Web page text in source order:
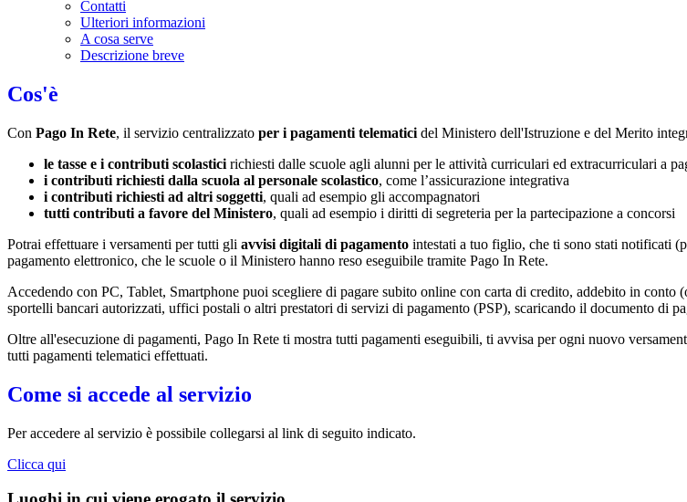
Contatti
Ulteriori informazioni
A cosa serve
Descrizione breve
Cos'è
Con Pago In Rete, il servizio centralizzato per i pagamenti telematici del Ministero dell'Istruzione e del Merito
le tasse e i contributi scolastici richiesti dalle scuole agli alunni per le attività curriculari ed extracurriculari a
i contributi richiesti dalla scuola al personale scolastico, come l’assicurazione integrativa
i contributi richiesti ad altri soggetti, quali ad esempio gli accompagnatori
tutti contributi a favore del Ministero, quali ad esempio i diritti di segreteria per la partecipazione a concorsi
Potrai effettuare i versamenti per tutti gli avvisi digitali di pagamento intestati a tuo figlio, che ti sono stati notificati
pagamento elettronico, che le scuole o il Ministero hanno reso eseguibile tramite Pago In Rete.
Accedendo con PC, Tablet, Smartphone puoi scegliere di pagare subito online con carta di credito, addebito in
sportelli bancari autorizzati, uffici postali o altri prestatori di servizi di pagamento (PSP), scaricando il documento di
Oltre all'esecuzione di pagamenti, Pago In Rete ti mostra tutti pagamenti eseguibili, ti avvisa per ogni nuovo
tutti pagamenti telematici effettuati.
Come si accede al servizio
Per accedere al servizio è possibile collegarsi al link di seguito indicato.
Clicca qui